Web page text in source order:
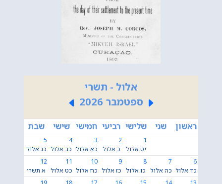
אלול - תשרי
ספטמבר 2026
ראשון שני שלישי רביעי חמישי שישי שבת
1
יט אלול
2
כ אלול
3
כא אלול
4
כב אלול
5
כג אלול
6
כד אלול
7
כה אלול
8
כו אלול
9
כז אלול
10
כח אלול
11
כט אלול
12
א תשרי